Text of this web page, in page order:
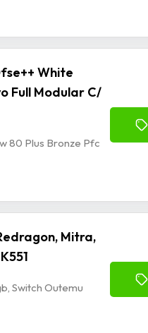
White
Full Modular C/
80 Plus Bronze Pfc
Mitra,
Switch Outemu